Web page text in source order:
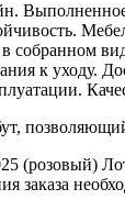
собранном
к уходу.
(розовый)
заказа